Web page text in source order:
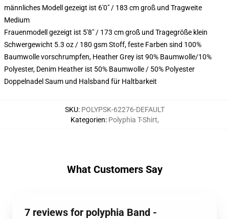
männliches Modell gezeigt ist 6'0" / 183 cm groß und Tragweite
Medium
Frauenmodell gezeigt ist 5'8" / 173 cm groß und Tragegröße klein
Schwergewicht 5.3 oz / 180 gsm Stoff, feste Farben sind 100%
Baumwolle vorschrumpfen, Heather Grey ist 90% Baumwolle/10%
Polyester, Denim Heather ist 50% Baumwolle / 50% Polyester
Doppelnadel Saum und Halsband für Haltbarkeit
SKU: POLYPSK-62276-DEFAULT
Kategorien: Polyphia T-Shirt,
What Customers Say
7 reviews for polyphia Band -